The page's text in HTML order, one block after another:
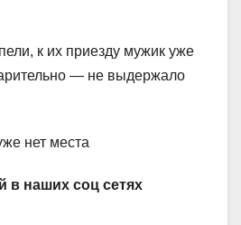
к их приезду мужик уже
— не выдержало
нет места
в наших соц сетях